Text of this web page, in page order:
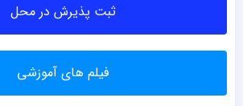
ثبت پذیرش در محل
فیلم های آموزشی